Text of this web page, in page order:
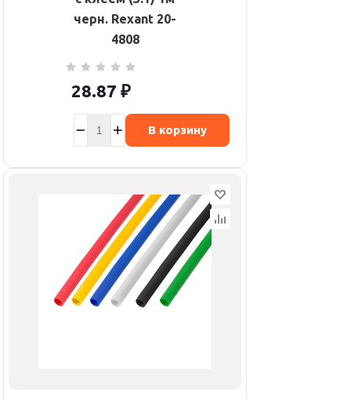
черн. Rexant 20-
4808
28.87 ₽
В корзину